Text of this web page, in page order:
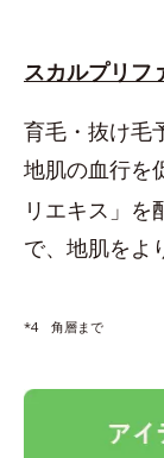
スカルプリフ
育毛・抜け毛
地肌の血行を
リエキス」を
で、地肌をよ
*4 角層まで